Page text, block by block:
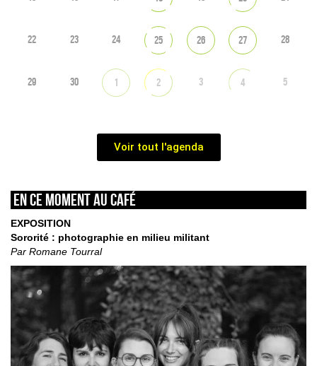
22 23 24 25 26 27 28
29 30 1 2 3 4 5
Voir tout l'agenda
En ce moment au café
EXPOSITION
Sororité : photographie en milieu militant
Par Romane Tourral